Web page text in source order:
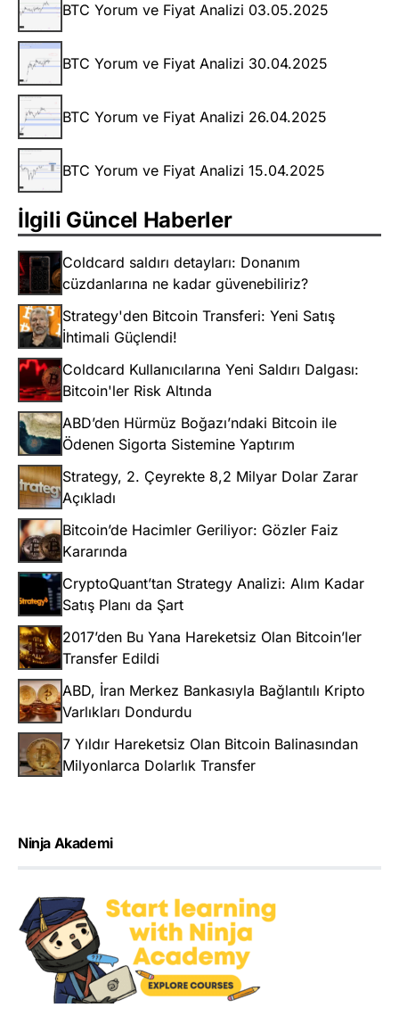
BTC Yorum ve Fiyat Analizi 03.05.2025
BTC Yorum ve Fiyat Analizi 30.04.2025
BTC Yorum ve Fiyat Analizi 26.04.2025
BTC Yorum ve Fiyat Analizi 15.04.2025
İlgili Güncel Haberler
Coldcard saldırı detayları: Donanım
cüzdanlarına ne kadar güvenebiliriz?
Strategy'den Bitcoin Transferi: Yeni Satış
İhtimali Güçlendi!
Coldcard Kullanıcılarına Yeni Saldırı Dalgası:
Bitcoin'ler Risk Altında
ABD’den Hürmüz Boğazı’ndaki Bitcoin ile
Ödenen Sigorta Sistemine Yaptırım
Strategy, 2. Çeyrekte 8,2 Milyar Dolar Zarar
Açıkladı
Bitcoin’de Hacimler Geriliyor: Gözler Faiz
Kararında
CryptoQuant’tan Strategy Analizi: Alım Kadar
Satış Planı da Şart
2017’den Bu Yana Hareketsiz Olan Bitcoin’ler
Transfer Edildi
ABD, İran Merkez Bankasıyla Bağlantılı Kripto
Varlıkları Dondurdu
7 Yıldır Hareketsiz Olan Bitcoin Balinasından
Milyonlarca Dolarlık Transfer
Ninja Akademi